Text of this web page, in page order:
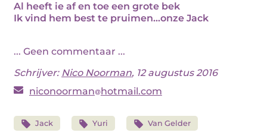
Al heeft ie af en toe een grote bek
Ik vind hem best te pruimen...onze Jack
... Geen commentaar ...
Schrijver: Nico Noorman, 12 augustus 2016
niconoorman hotmail.com
Jack Yuri Van Gelder